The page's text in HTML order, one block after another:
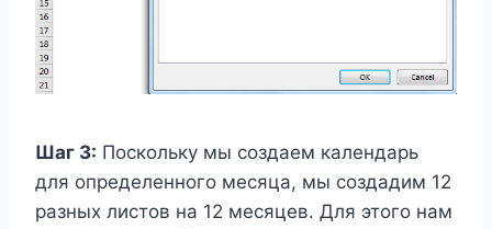
Шаг 3: Поскольку мы создаем календарь
для определенного месяца, мы создадим 12
разных листов на 12 месяцев. Для этого нам